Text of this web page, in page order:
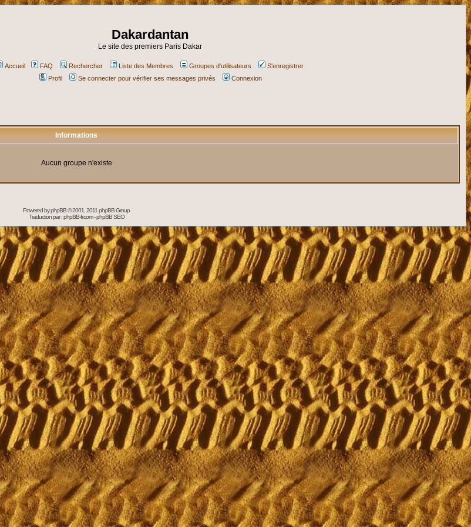
Dakardantan
Le site des premiers Paris Dakar
Accueil FAQ Rechercher Liste des Membres Groupes d'utilisateurs
S'enregistrer
Profil
Se connecter pour vérifier ses messages privés Connexion
Informations
Aucun groupe n'existe
Powered byphpBB© 2001, 2011 phpBB Group
Traduction par :phpBB-fr.com-phpBB SEO